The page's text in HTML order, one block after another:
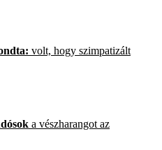
volt, hogy szimpatizált
a vészharangot az